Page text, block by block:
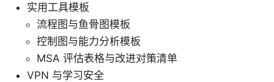
实用工具模板
流程图与鱼骨图模板
控制图与能力分析模板
MSA 评估表格与改进对策清单
VPN 与学习安全